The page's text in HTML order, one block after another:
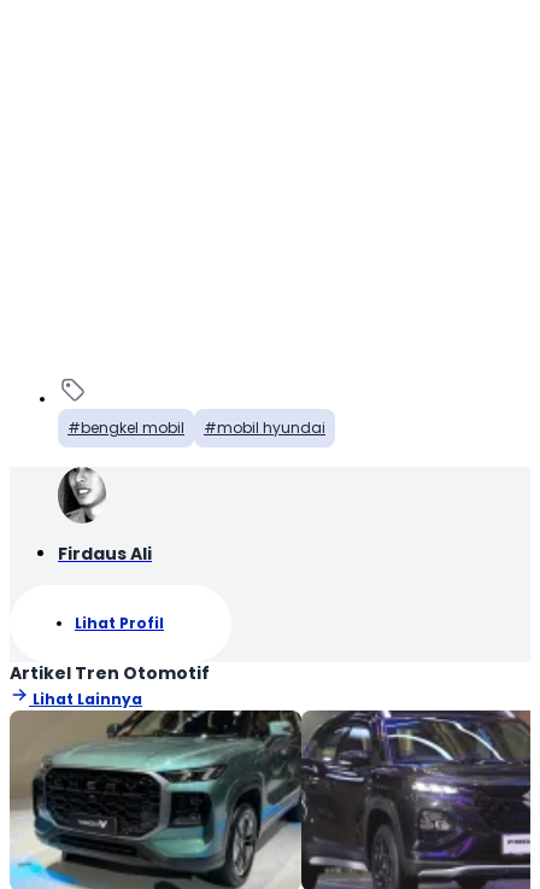
bengkel mobil mobil hyundai
Firdaus Ali
Lihat Profil
Artikel Tren Otomotif
Lihat Lainnya